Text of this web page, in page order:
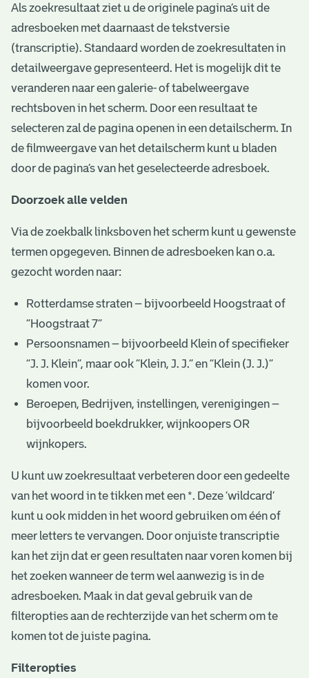
Als zoekresultaat ziet u de originele pagina’s uit de
adresboeken met daarnaast de tekstversie
(transcriptie). Standaard worden de zoekresultaten in
detailweergave gepresenteerd. Het is mogelijk dit te
veranderen naar een galerie- of tabelweergave
rechtsboven in het scherm. Door een resultaat te
selecteren zal de pagina openen in een detailscherm. In
de filmweergave van het detailscherm kunt u bladen
door de pagina’s van het geselecteerde adresboek.
Doorzoek alle velden
Via de zoekbalk linksboven het scherm kunt u gewenste
termen opgegeven. Binnen de adresboeken kan o.a.
gezocht worden naar:
Rotterdamse straten – bijvoorbeeld Hoogstraat of
“Hoogstraat 7”
Persoonsnamen – bijvoorbeeld Klein of specifieker
“J. J. Klein”, maar ook ”Klein, J. J.” en “Klein (J. J.)”
komen voor.
Beroepen, Bedrijven, instellingen, verenigingen –
bijvoorbeeld boekdrukker, wijnkoopers OR
wijnkopers.
U kunt uw zoekresultaat verbeteren door een gedeelte
van het woord in te tikken met een *. Deze ‘wildcard’
kunt u ook midden in het woord gebruiken om één of
meer letters te vervangen. Door onjuiste transcriptie
kan het zijn dat er geen resultaten naar voren komen bij
het zoeken wanneer de term wel aanwezig is in de
adresboeken. Maak in dat geval gebruik van de
filteropties aan de rechterzijde van het scherm om te
komen tot de juiste pagina.
Filteropties